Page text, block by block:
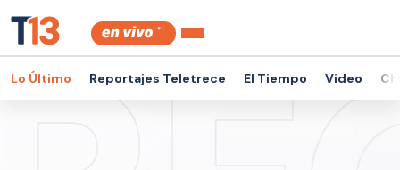
Lo Último Reportajes Teletrece El Tiempo Video